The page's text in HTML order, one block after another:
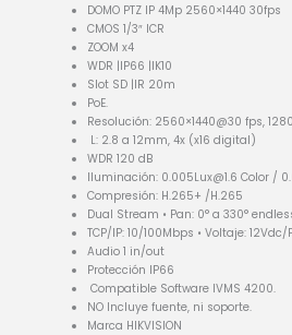
DOMO PTZ IP 4Mp 2560×1440 30fps
CMOS 1/3″ ICR
ZOOM x4
WDR |IP66 |IK10
Slot SD |IR 20m
PoE.
Resolución: 2560×1440@30 fps,
L: 2.8 a 12mm, 4x (x16 digital)
WDR 120 dB
Iluminación: 0.005Lux@1.6 Color /
Compresión: H.265+ /H.265
Dual Stream • Pan: 0° a 330°
TCP/IP: 10/100Mbps • Voltaje: 12Vdc/
Audio 1 in/out
Protección IP66
Compatible Software IVMS 4200.
NO Incluye fuente, ni soporte.
Marca HIKVISION